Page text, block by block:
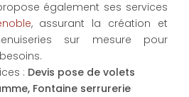
également ses services
, assurant la création et
sur mesure pour
: Devis pose de volets
Fontaine serrurerie